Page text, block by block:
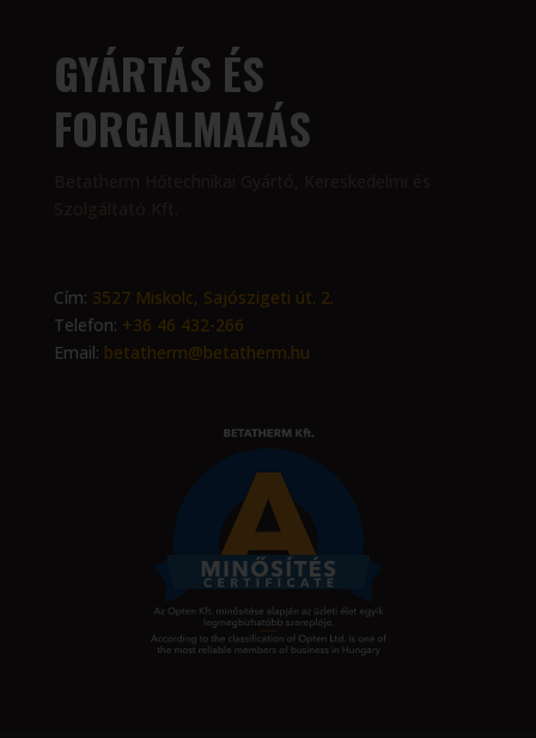
GYÁRTÁS ÉS
FORGALMAZÁS
Cím: 3527 Miskolc, Sajószigeti út. 2.
Telefon: +36 46 432-266
Email: betatherm@betatherm.hu